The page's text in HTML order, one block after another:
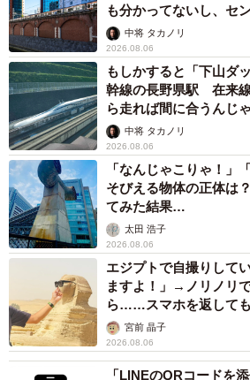
も分かってないし、セ
して」中将 タカノリ
2026.08.06
もしかすると「下山ダ
幹線の長野県駅 在来
ら走れば間に合うんじ
係が反響
中将 タカノリ
2026.08.06
「なんじゃこりゃ！」
そびえる物体の正体は
てみた結果…
太田 浩子
2026.08.06
エジプトで自撮りして
ますよ！」→ノリノリ
ら……スマホを返して
カモ代表かも」「私は6
宮前 晶子
2026.08.06
「LINEのQRコードを